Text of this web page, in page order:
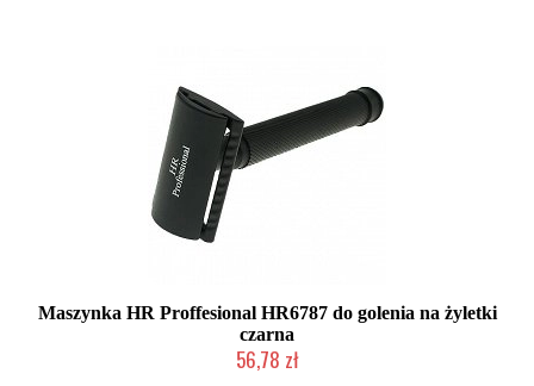
Maszynka HR Proffesional HR6787 do golenia na żyletki
czarna
56,78 zł